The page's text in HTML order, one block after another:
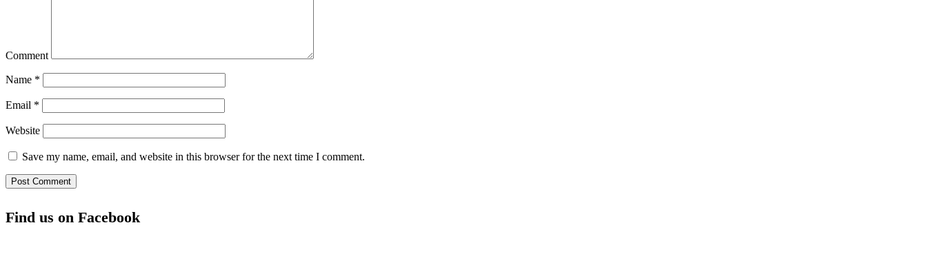
Comment
Name *
Email *
Website
Save my name, email, and website in this browser for the next time I comment.
Find us on Facebook